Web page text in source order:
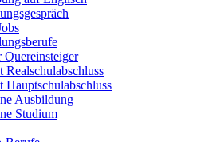
Quereinsteiger
Realschulabschluss
Hauptschulabschluss
Ausbildung
Studium